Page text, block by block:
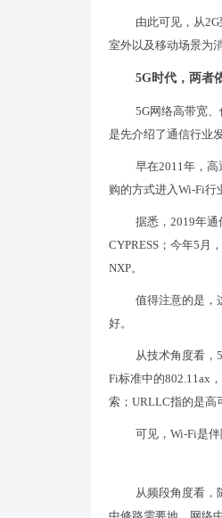
由此可见，从
室外以及移动场景为
5G时代，两者
5G网络高带宽
是先介绍了通信行业
早在2011年，
购的方式进入Wi-Fi行
据悉，2019年
CYPRESS；今年5月
NXP。
值得注意的是，
好。
从技术角度看，
Fi标准中的802.11ax
索；URLLC指的是高
可见，Wi-Fi是
从频段角度看，